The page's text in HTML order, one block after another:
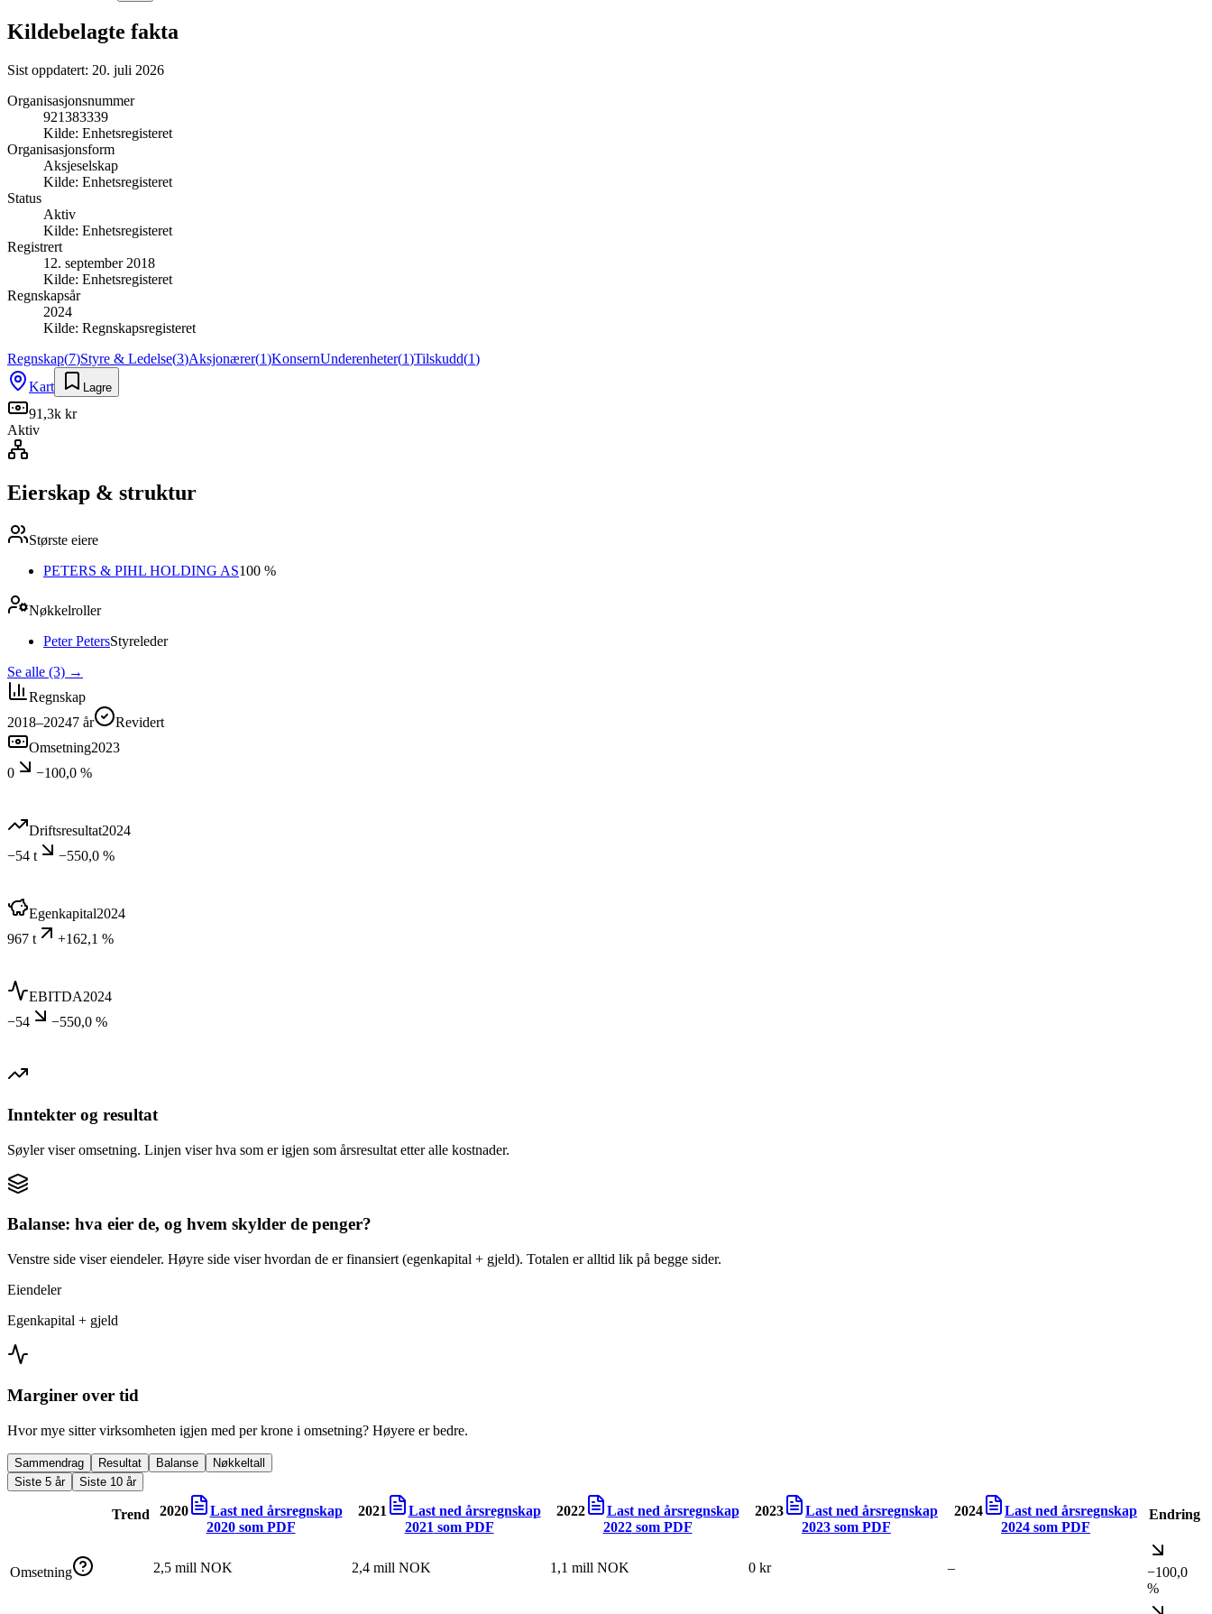
Kildebelagte fakta
Sist oppdatert: 20. juli 2026
Organisasjonsnummer
921383339
Kilde: Enhetsregisteret
Organisasjonsform
Aksjeselskap
Kilde: Enhetsregisteret
Status
Aktiv
Kilde: Enhetsregisteret
Registrert
12. september 2018
Kilde: Enhetsregisteret
Regnskapsår
2024
Kilde: Regnskapsregisteret
Regnskap(7)Styre & Ledelse(3)Aksjonærer(1)KonsernUnderenheter(1)Tilskudd(1)
Kart
Lagre
91,3k kr
Aktiv
Eierskap & struktur
Største eiere
PETERS & PIHL HOLDING AS100 %
Nøkkelroller
Peter PetersStyreleder
Se alle (3) →
Regnskap
2018–20247 år
Revidert
Omsetning2023
0
−100,0 %
Driftsresultat2024
−54 t
−550,0 %
Egenkapital2024
967 t
+162,1 %
EBITDA2024
−54
−550,0 %
Inntekter og resultat
Søyler viser omsetning. Linjen viser hva som er igjen som årsresultat etter alle kostnader.
Balanse: hva eier de, og hvem skylder de penger?
Venstre side viser eiendeler. Høyre side viser hvordan de er finansiert (egenkapital + gjeld). Totalen er alltid lik på begge sider.
Eiendeler
Egenkapital + gjeld
Marginer over tid
Hvor mye sitter virksomheten igjen med per krone i omsetning? Høyere er bedre.
Sammendrag Resultat Balanse
Nøkkeltall
Siste 5 år
Siste 10 år
Trend 2020
Last ned årsregnskap
2020som PDF
2021
Last ned årsregnskap
2021 som PDF
2022
Last ned årsregnskap
2022som PDF
2023
Last ned årsregnskap
2023 som PDF
2024
Last ned årsregnskap
2024 som PDF
Endring
Omsetning 2,5 mill NOK 2,4 mill NOK 1,1 mill NOK 0 kr –
−100,0
%